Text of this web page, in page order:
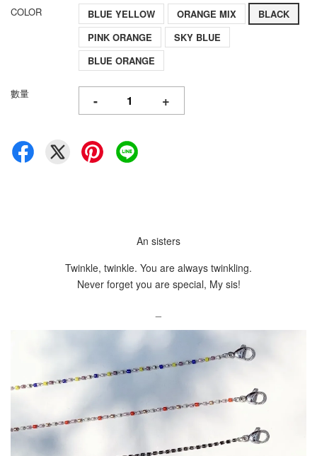
COLOR BLUE YELLOW ORANGE MIX
BLACK
PINK ORANGE
SKY BLUE
BLUE ORANGE
數量 - +
An sisters
Twinkle, twinkle. You are always twinkling.
Never forget you are special, My sis!